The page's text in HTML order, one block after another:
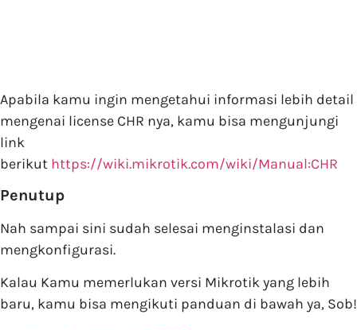
Apabila kamu ingin mengetahui informasi lebih detail
mengenai license CHR nya, kamu bisa mengunjungi
link
berikut https://wiki.mikrotik.com/wiki/Manual:CHR
Penutup
Nah sampai sini sudah selesai menginstalasi dan
mengkonfigurasi.
Kalau Kamu memerlukan versi Mikrotik yang lebih
baru, kamu bisa mengikuti panduan di bawah ya, Sob!